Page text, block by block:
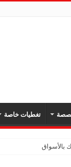
تغطيات خاصة
بالأسواق